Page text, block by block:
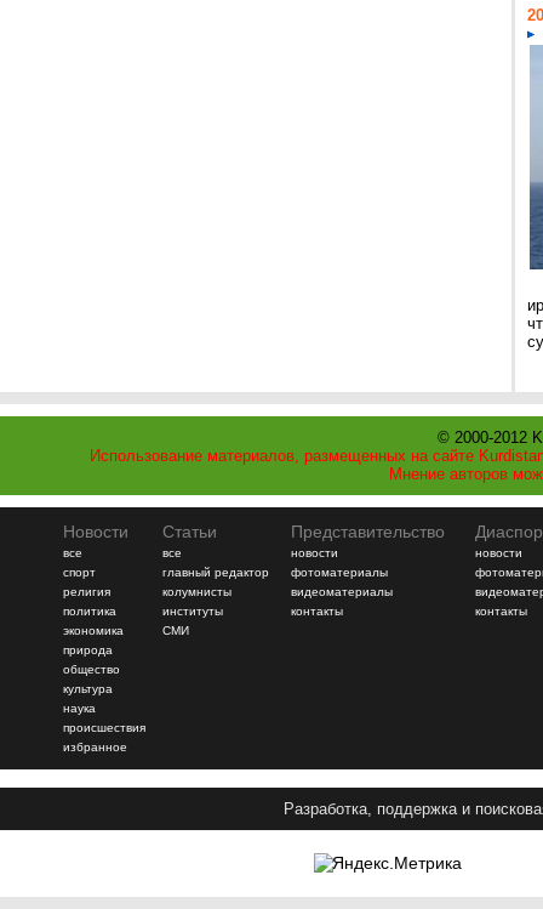
© 2000-2012
Использование материалов, размещенных на сайте
Мнение авторов
Новости
все
спорт
религия
политика
экономика
природа
общество
культура
наука
происшествия
избранное
Статьи
все
главный редактор
колумнисты
институты
СМИ
Представительство
новости
фотоматериалы
видеоматериалы
контакты
новости
контакты
Разработка, поддержка и